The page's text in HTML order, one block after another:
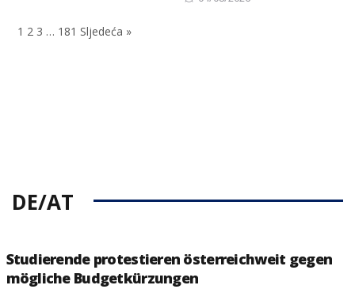
1 2 3 … 181 Sljedeća »
DE/AT
Studierende protestieren österreichweit gegen
mögliche Budgetkürzungen